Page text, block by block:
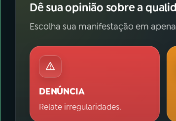
Dê sua opinião sobre a
Escolha sua manifestação em
DENÚNCIA
Relate irregularidades.